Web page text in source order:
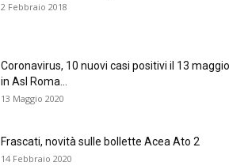
2 Febbraio 2018
Coronavirus, 10 nuovi casi positivi il 13 maggio
in Asl Roma...
13 Maggio 2020
Frascati, novità sulle bollette Acea Ato 2
14 Febbraio 2020